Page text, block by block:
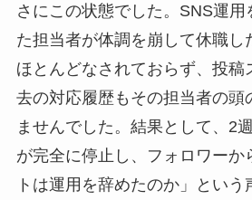
さにこの状態でした。SNS運用
た担当者が体調を崩して休職し
ほとんどなされておらず、投稿
去の対応履歴もその担当者の頭
ませんでした。結果として、2
が完全に停止し、フォロワーか
トは運用を辞めたのか」という